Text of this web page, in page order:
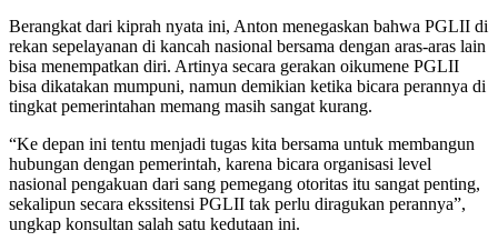
Berangkat dari kiprah nyata ini, Anton menegaskan bahwa PGLII di
rekan sepelayanan di kancah nasional bersama dengan aras-aras lain
bisa menempatkan diri. Artinya secara gerakan oikumene PGLII
bisa dikatakan mumpuni, namun demikian ketika bicara perannya di
tingkat pemerintahan memang masih sangat kurang.
“Ke depan ini tentu menjadi tugas kita bersama untuk membangun
hubungan dengan pemerintah, karena bicara organisasi level
nasional pengakuan dari sang pemegang otoritas itu sangat penting,
sekalipun secara ekssitensi PGLII tak perlu diragukan perannya”,
ungkap konsultan salah satu kedutaan ini.